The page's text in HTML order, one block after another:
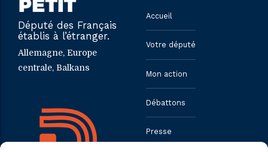
Député des Français
établis à l’étranger.
Allemagne, Europe
centrale, Balkans
Accueil
Votre député
Mon action
Débattons
Presse